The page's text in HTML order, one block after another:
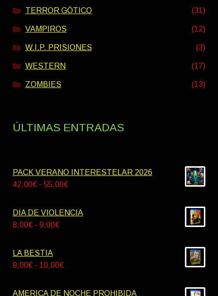
TERROR GÓTICO (31)
VAMPIROS (12)
W.I.P. PRISIONES (3)
WESTERN (17)
ZOMBIES (13)
ÚLTIMAS ENTRADAS
PACK VERANO INTERESTELAR 2026
42,00€ - 55,00€Rango
precios:
DIA DE VIOLENCIA
8,00€ - 9,00€Rango
desde
LA BESTIA
9,00€ - 10,00€Rango
precios:
AMERICA DE NOCHE PROHIBIDA